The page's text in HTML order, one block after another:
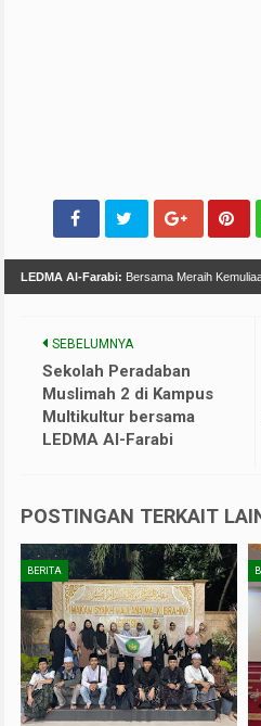
LEDMA Al-Farabi: Bersama Meraih
SEBELUMNYA
Sekolah Peradaban
Muslimah 2 di Kampus
Multikultur bersama
LEDMA Al-Farabi
POSTINGAN TERKAIT
BERITA